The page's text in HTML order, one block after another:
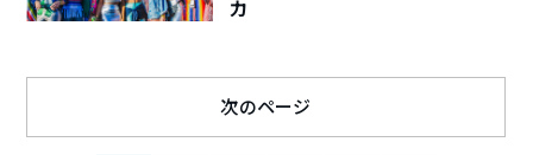
力
次のページ